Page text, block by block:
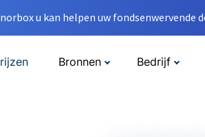
u kan helpen uw fondsenwervende
Bronnen Bedrijf